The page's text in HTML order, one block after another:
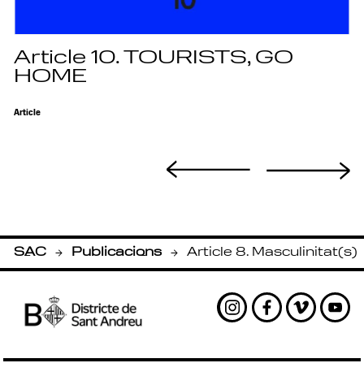
SAC
- Publicacions
- Article 8. Masculinitat(s)
Article 10. TOURISTS, GO
HOME
Article
Instagram
Facebook
Vimeo